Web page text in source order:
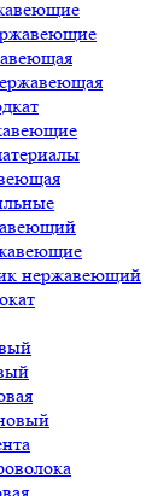
нержавеющий